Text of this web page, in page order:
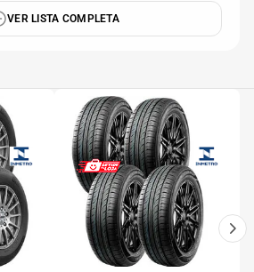
VER LISTA COMPLETA